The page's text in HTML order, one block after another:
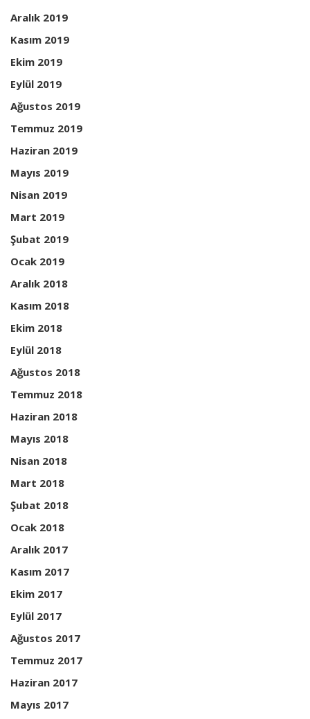
Aralık 2019
Kasım 2019
Ekim 2019
Eylül 2019
Ağustos 2019
Temmuz 2019
Haziran 2019
Mayıs 2019
Nisan 2019
Mart 2019
Şubat 2019
Ocak 2019
Aralık 2018
Kasım 2018
Ekim 2018
Eylül 2018
Ağustos 2018
Temmuz 2018
Haziran 2018
Mayıs 2018
Nisan 2018
Mart 2018
Şubat 2018
Ocak 2018
Aralık 2017
Kasım 2017
Ekim 2017
Eylül 2017
Ağustos 2017
Temmuz 2017
Haziran 2017
Mayıs 2017